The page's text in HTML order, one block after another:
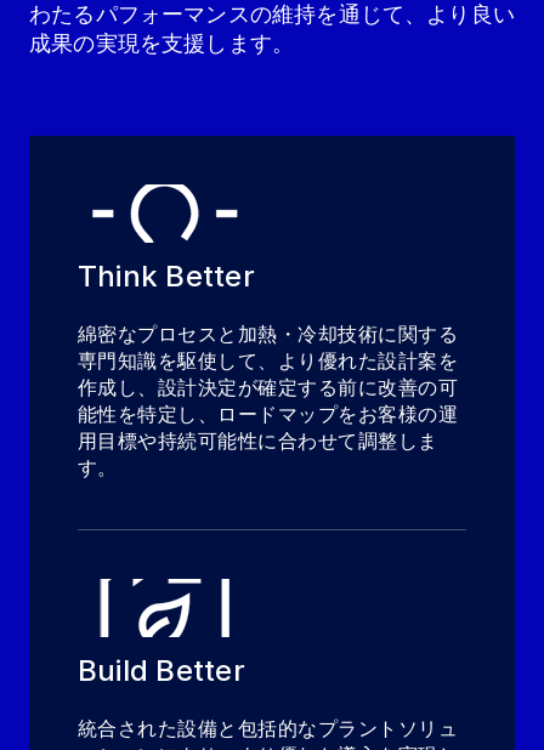
わたるパフォーマンスの維持を通じて、より良い
成果の実現を支援します。
Think Better
綿密なプロセスと加熱・冷却技術に関する
専門知識を駆使して、より優れた設計案を
作成し、設計決定が確定する前に改善の可
能性を特定し、ロードマップをお客様の運
用目標や持続可能性に合わせて調整しま
す。
Build Better
統合された設備と包括的なプラントソリュ